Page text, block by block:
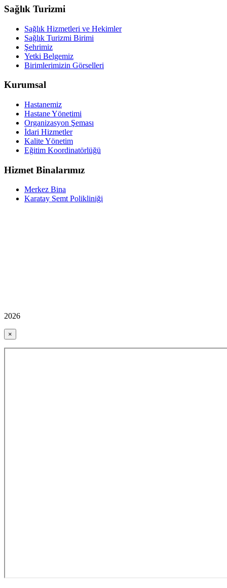
Sağlık Turizmi
Sağlık Hizmetleri ve Hekimler
Sağlık Turizmi Birimi
Şehrimiz
Yetki Belgemiz
Birimlerimizin Görselleri
Kurumsal
Hastanemiz
Hastane Yönetimi
Organizasyon Şeması
İdari Hizmetler
Kalite Yönetim
Eğitim Koordinatörlüğü
Hizmet Binalarımız
Merkez Bina
Karatay Semt Polikliniği
2026
×